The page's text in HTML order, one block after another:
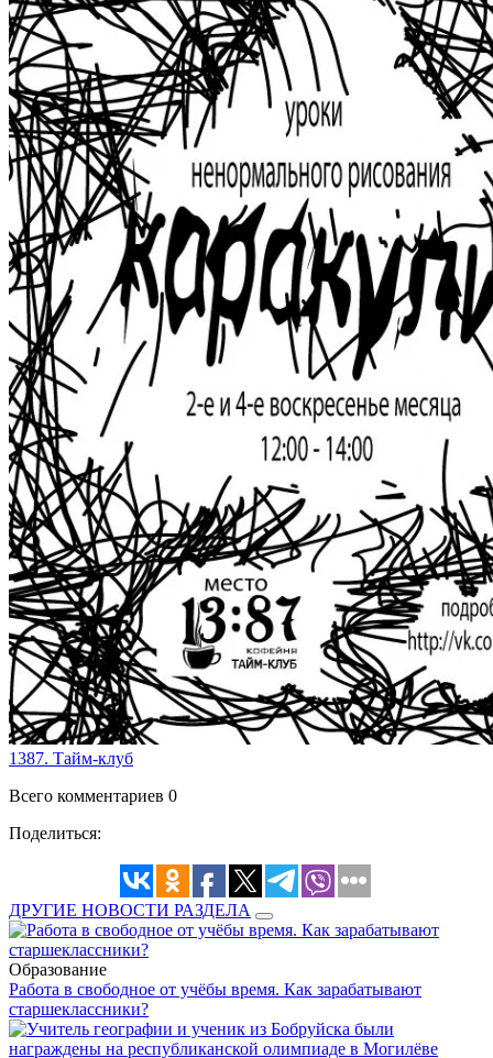
1387. Тайм-клуб
Всего комментариев 0
Поделиться:
ДРУГИЕ НОВОСТИ РАЗДЕЛА
Образование
Работа в свободное от учёбы время. Как зарабатывают
старшеклассники?